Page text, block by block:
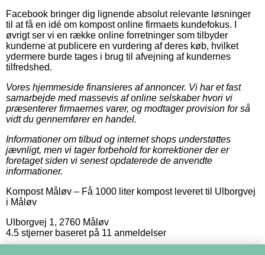
Facebook bringer dig lignende absolut relevante løsninger
til at få en idé om kompost online firmaets kundefokus. I
øvrigt ser vi en række online forretninger som tilbyder
kunderne at publicere en vurdering af deres køb, hvilket
ydermere burde tages i brug til afvejning af kundernes
tilfredshed.
Vores hjemmeside finansieres af annoncer. Vi har et fast
samarbejde med massevis af online selskaber hvori vi
præsenterer firmaernes varer, og modtager provision for så
vidt du gennemfører en handel.
Informationer om tilbud og internet shops understøttes
jævnligt, men vi tager forbehold for korrektioner der er
foretaget siden vi senest opdaterede de anvendte
informationer.
Kompost Måløv – Få 1000 liter kompost leveret til Ulborgvej
i Måløv
Ulborgvej 1, 2760 Måløv
4.5 stjerner baseret på 11 anmeldelser